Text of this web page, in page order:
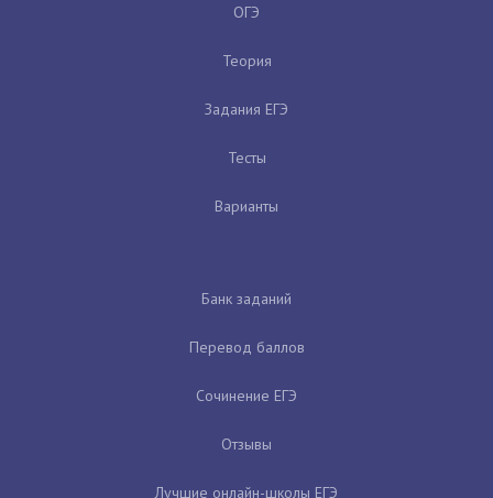
ОГЭ
Теория
Задания ЕГЭ
Тесты
Варианты
Банк заданий
Перевод баллов
Сочинение ЕГЭ
Отзывы
Лучшие онлайн-школы ЕГЭ